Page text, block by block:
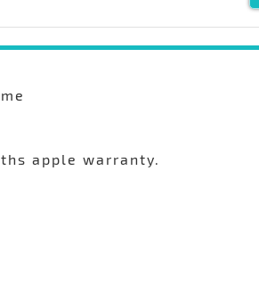
apple warranty.